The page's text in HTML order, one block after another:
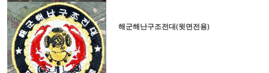
해군해난구조전대(윗면전용)